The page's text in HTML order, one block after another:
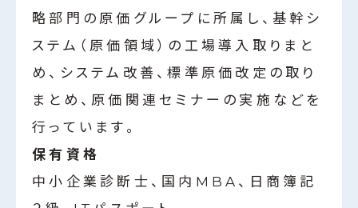
略部門の原価グループに所属し、基幹シ
ステム（原価領域）の工場導入取りまと
め、システム改善、標準原価改定の取り
まとめ、原価関連セミナーの実施などを
行っています。
保有資格
中小企業診断士、国内MBA、日商簿記